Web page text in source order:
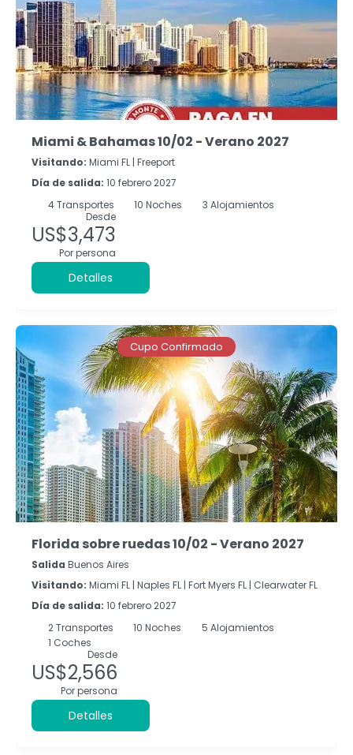
Miami & Bahamas 10/02 - Verano 2027
Visitando: Miami FL | Freeport
Día de salida: 10 febrero 2027
4Transportes 10 Noches
3 Alojamientos
Desde
US$3,473
Por persona
Detalles
Cupo Confirmado
Florida sobre ruedas 10/02 - Verano 2027
Salida Buenos Aires
Visitando: Miami FL | Naples FL | Fort Myers FL | Clearwater FL
Día de salida: 10 febrero 2027
2Transportes 10 Noches
5 Alojamientos
1 Coches
Desde
US$2,566
Por persona
Detalles